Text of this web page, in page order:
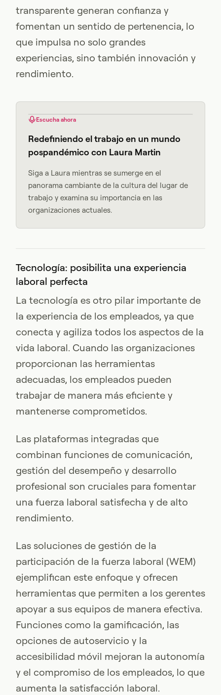
transparente generan confianza y
fomentan un sentido de pertenencia, lo
que impulsa no solo grandes
experiencias, sino también innovación y
rendimiento.
Escucha ahora
Redefiniendo el trabajo en un mundo
pospandémico con Laura Martin
Siga a Laura mientras se sumerge en el
panorama cambiante de la cultura del lugar de
trabajo y examina su importancia en las
organizaciones actuales.
Tecnología: posibilita una experiencia
laboral perfecta
La tecnología es otro pilar importante de
la experiencia de los empleados, ya que
conecta y agiliza todos los aspectos de la
vida laboral. Cuando las organizaciones
proporcionan las herramientas
adecuadas, los empleados pueden
trabajar de manera más eficiente y
mantenerse comprometidos.
Las plataformas integradas que
combinan funciones de comunicación,
gestión del desempeño y desarrollo
profesional son cruciales para fomentar
una fuerza laboral satisfecha y de alto
rendimiento.
Las soluciones de gestión de la
participación de la fuerza laboral (WEM)
ejemplifican este enfoque y ofrecen
herramientas que permiten a los gerentes
apoyar a sus equipos de manera efectiva.
Funciones como la gamificación, las
opciones de autoservicio y la
accesibilidad móvil mejoran la autonomía
y el compromiso de los empleados, lo que
aumenta la satisfacción laboral.